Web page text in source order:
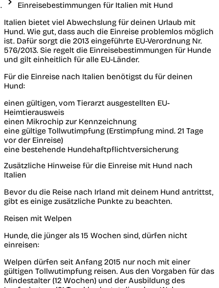
Einreisebestimmungen für Italien mit Hund
Italien bietet viel Abwechslung für deinen Urlaub mit
Hund. Wie gut, dass auch die Einreise problemlos möglich
ist. Dafür sorgt die 2013 eingeführte EU-Verordnung Nr.
576/2013. Sie regelt die Einreisebestimmungen für Hunde
und gilt einheitlich für alle EU-Länder.
Für die Einreise nach Italien benötigst du für deinen
Hund:
einen gültigen, vom Tierarzt ausgestellten EU-
Heimtierausweis
einen Mikrochip zur Kennzeichnung
eine gültige Tollwutimpfung (Erstimpfung mind. 21 Tage
vor der Einreise)
eine bestehende Hundehaftpflichtversicherung
Zusätzliche Hinweise für die Einreise mit Hund nach
Italien
Bevor du die Reise nach Irland mit deinem Hund antrittst,
gibt es einige zusätzliche Punkte zu beachten.
Reisen mit Welpen
Hunde, die jünger als 15 Wochen sind, dürfen nicht
einreisen:
Welpen dürfen seit Anfang 2015 nur noch mit einer
gültigen Tollwutimpfung reisen. Aus den Vorgaben für das
Mindestalter (12 Wochen) und der Ausbildung des